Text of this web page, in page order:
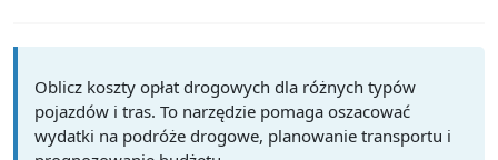
Oblicz koszty opłat drogowych dla różnych typów
pojazdów i tras. To narzędzie pomaga oszacować
wydatki na podróże drogowe, planowanie transportu i